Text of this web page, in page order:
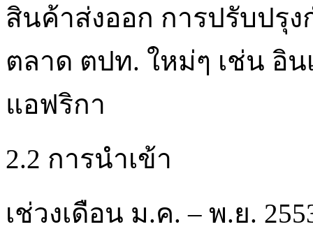
สินค้าส่งออก การปรับปรุง
ตลาด ตปท. ใหม่ๆ เช่น อิน
แอฟริกา
2.2 การนำเข้า
เช่วงเดือน ม.ค. – พ.ย.